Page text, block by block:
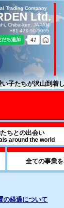
Trading Company
Ltd.
Chiba-ken, JAPAN
+81-479-50-5065
い子たちが沢山到着
ちとの出会い
around the world
全ての事業
業部を解説